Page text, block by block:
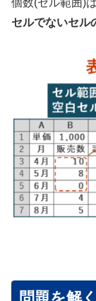
個数(セル範囲)は
セルでないセル